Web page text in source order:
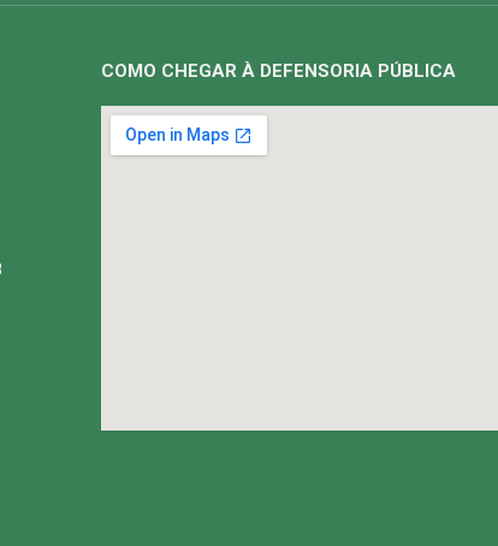
COMO CHEGAR À DEFENSORIA PÚBLICA